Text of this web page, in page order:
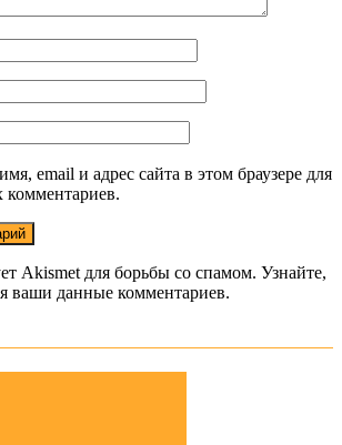
email и адрес сайта в этом браузере для
Akismet для борьбы со спамом. Узнайте,
ваши данные комментариев.